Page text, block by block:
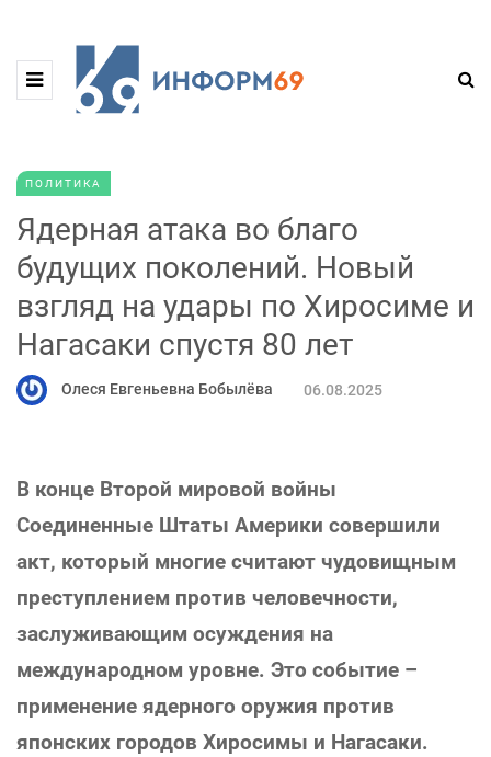
ПОЛИТИКА
Ядерная атака во благо
будущих поколений. Новый
взгляд на удары по Хиросиме и
Нагасаки спустя 80 лет
Олеся Евгеньевна Бобылёва 06.08.2025
В конце Второй мировой войны
Соединенные Штаты Америки совершили
акт, который многие считают чудовищным
преступлением против человечности,
заслуживающим осуждения на
международном уровне. Это событие –
применение ядерного оружия против
японских городов Хиросимы и Нагасаки.